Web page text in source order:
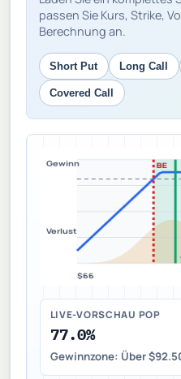
passen Sie Kurs, Strike,
Berechnung an.
Short Put Long Call
Covered Call
LIVE-VORSCHAU POP
77.0%
Gewinnzone: Über